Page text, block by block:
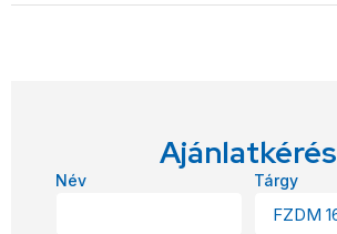
Ajánlatkérés
Név Tárgy